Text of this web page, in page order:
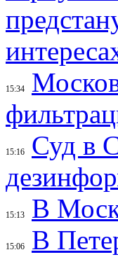
15:34
15:16
Суд в
15:13 В
15:06
В